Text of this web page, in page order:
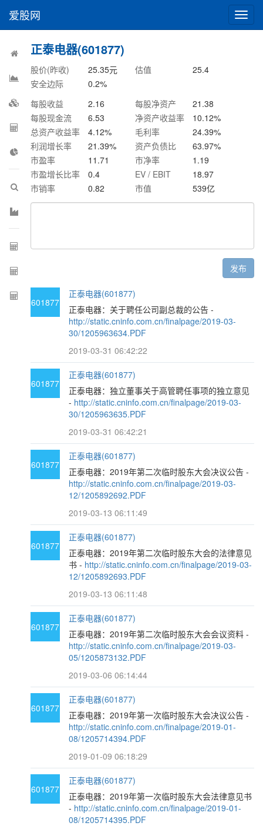
切
换
爱股网
正泰电器(601877)
股价(昨收) 25.35元 估值
25.4
安全边际
0.2%
每股收益
2.16 每股净资产
21.38
每股现金流
6.53 净资产收益率 10.12%
总资产收益率
4.12% 毛利率 24.39%
利润增长率
21.39% 资产负债比 63.97%
市盈率
11.71 市净率
1.19
市盈增长比率
0.4 EV / EBIT
18.97
市销率
0.82 市值 539亿
发布
601877
正泰电器(601877)
正泰电器：关于聘任公司副总裁的公告 -
http://static.cninfo.com.cn/finalpage/2019-03-
30/1205963634.PDF
2019-03-31 06:42:22
601877
正泰电器(601877)
正泰电器：独立董事关于高管聘任事项的独立意见
- http://static.cninfo.com.cn/finalpage/2019-03-
30/1205963635.PDF
2019-03-31 06:42:21
601877
正泰电器(601877)
正泰电器：2019年第二次临时股东大会决议公告 -
http://static.cninfo.com.cn/finalpage/2019-03-
12/1205892692.PDF
2019-03-13 06:11:49
601877
正泰电器(601877)
正泰电器：2019年第二次临时股东大会的法律意见
书 - http://static.cninfo.com.cn/finalpage/2019-03-
12/1205892693.PDF
2019-03-13 06:11:48
601877
正泰电器(601877)
正泰电器：2019年第二次临时股东大会会议资料 -
http://static.cninfo.com.cn/finalpage/2019-03-
05/1205873132.PDF
2019-03-06 06:14:44
601877
正泰电器(601877)
正泰电器：2019年第一次临时股东大会决议公告 -
http://static.cninfo.com.cn/finalpage/2019-01-
08/1205714394.PDF
2019-01-09 06:18:29
601877
正泰电器(601877)
正泰电器：2019年第一次临时股东大会法律意见书
- http://static.cninfo.com.cn/finalpage/2019-01-
08/1205714395.PDF